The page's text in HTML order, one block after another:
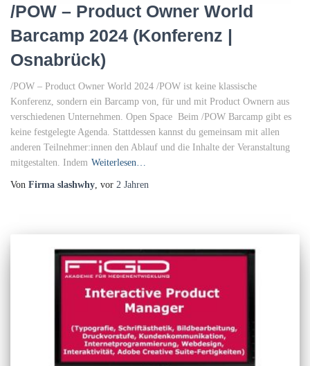
/POW – Product Owner World
Barcamp 2024 (Konferenz |
Osnabrück)
/POW – Product Owner World 2024 /POW ist keine klassische
Konferenz, sondern ein Barcamp von, für und mit Product Ownern aus
verschiedenen Unternehmen. Open Space Beim /POW Barcamp gibt es
keine festgelegte Agenda. Stattdessen kannst du gemeinsam mit allen
anderen Teilnehmer:innen den Ablauf und die Inhalte der Veranstaltung
mitgestalten. Indem Weiterlesen…
Von Firma slashwhy , vor 2 Jahren